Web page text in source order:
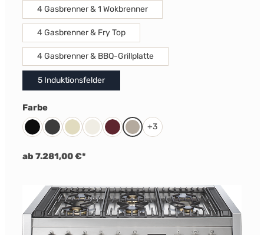
4 Gasbrenner & 1 Wokbrenner
4 Gasbrenner & Fry Top
4 Gasbrenner & BBQ-Grillplatte
5 Induktionsfelder
Farbeauswählen
SchwarzAnthrazit
CremeNuvolaBordeaux Rot
Sabbia
+3
ab 7.281,00 €*